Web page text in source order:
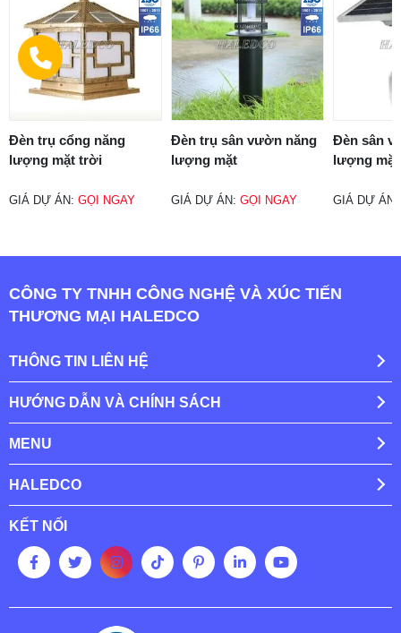
Đèn trụ cổng năng
lượng mặt trời
GIÁ DỰ ÁN: GỌI NGAY
Đèn trụ sân vườn năng
lượng mặt
GIÁ DỰ ÁN:GỌI NGAY
Đèn sân
lượng
GIÁ DỰ
CÔNG TY TNHH CÔNG NGHỆ VÀ XÚC TIẾN
THƯƠNG MẠI HALEDCO
THÔNG TIN LIÊN HỆ
HƯỚNG DẪN VÀ CHÍNH SÁCH
MENU
HALEDCO
KẾT NỐI